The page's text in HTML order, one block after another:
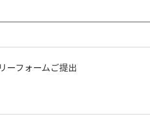
ーフォームご提出